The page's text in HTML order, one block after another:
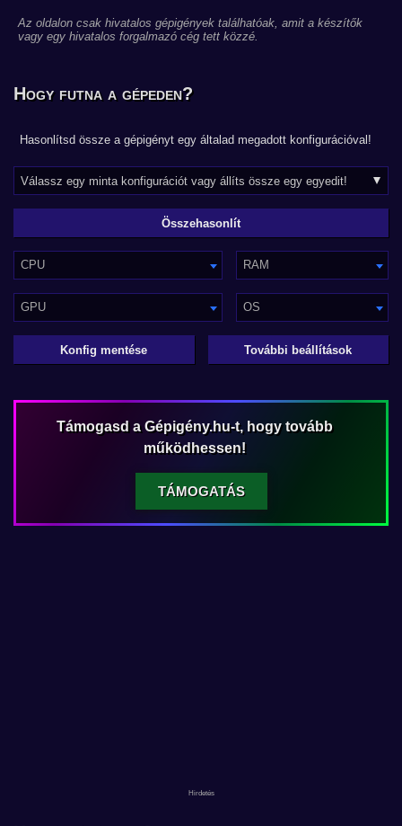
Az oldalon csak hivatalos gépigények találhatóak, amit a készítők
vagy egy hivatalos forgalmazó cég tett közzé.
Hogy futna a gépeden?
Hasonlítsd össze a gépigényt egy általad megadott konfigurációval!
CPU RAM
GPU OS
Konfig mentése További beállítások
Támogasd a Gépigény.hu-t, hogy tovább
működhessen!
TÁMOGATÁS